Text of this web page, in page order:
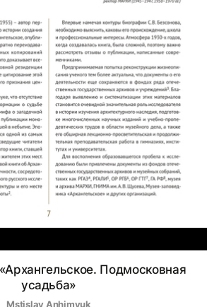
Подмосковная
усадьба»
Mstislav Anhimyuk